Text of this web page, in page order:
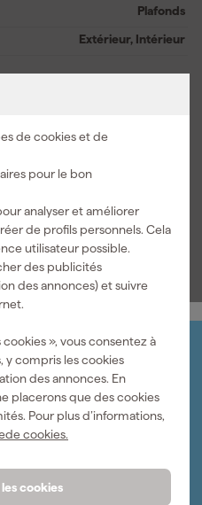
de cookies et de
pour le bon
analyser et améliorer
de profils personnels. Cela
utilisateur possible.
des publicités
des annonces) et suivre
», vous consentez à
y compris les cookies
des annonces. En
placerons que des cookies
Pour plus d’informations,
cookies.
cookies
Plafonds
Extérieur, Intérieur
sécurité
vos commandes et vos
hebdomadaire
vous aider